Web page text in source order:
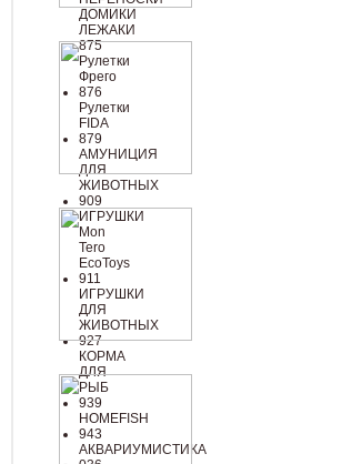
ДОМИКИ
ЛЕЖАКИ
875
Рулетки
Фрего
876
Рулетки
FIDA
879
АМУНИЦИЯ
ДЛЯ
ЖИВОТНЫХ
909
ИГРУШКИ
Mon
Tero
EcoToys
911
ИГРУШКИ
ДЛЯ
ЖИВОТНЫХ
927
КОРМА
ДЛЯ
РЫБ
939
HOMEFISH
943
АКВАРИУМИСТИКА